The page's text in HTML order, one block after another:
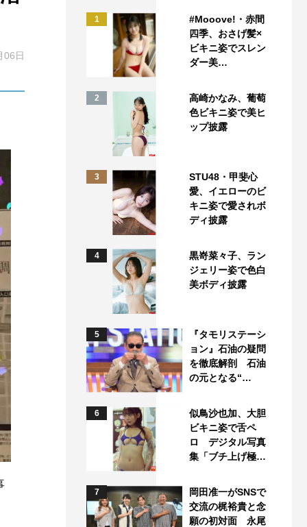
06日
1
#Mooove!・赤間
四季、おさげ髪×
ビキニ姿でスレン
ダー美…
2
高崎かなみ、葡萄
色ビキニ姿で美ヒ
ップ披露
3
STU48・甲斐心
愛、イエローのビ
キニ姿で愛されボ
ディ披露
4
黒嵜菜々子、ラン
ジェリー姿で色白
美ボディ披露
5
『タモリステーシ
ョン』石油の疑問
を徹底解剖 石油
の元となる“…
6
似鳥沙也加、大胆
ビキニ姿で舌ペ
ロ デジタル写真
集「ブチ上げ極…
7
岡田准一がSNSで
交流の梶裕貴と念
願の初対面 永尾